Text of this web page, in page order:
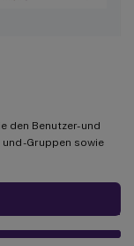
den Benutzer- und
-Gruppen sowie